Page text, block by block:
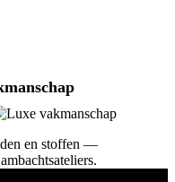
en stoffen —